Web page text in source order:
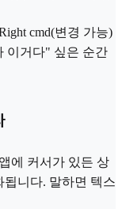
cmd(변경 가능)
이거다" 싶은 순간
에 커서가 있든 상
니다. 말하면 텍스